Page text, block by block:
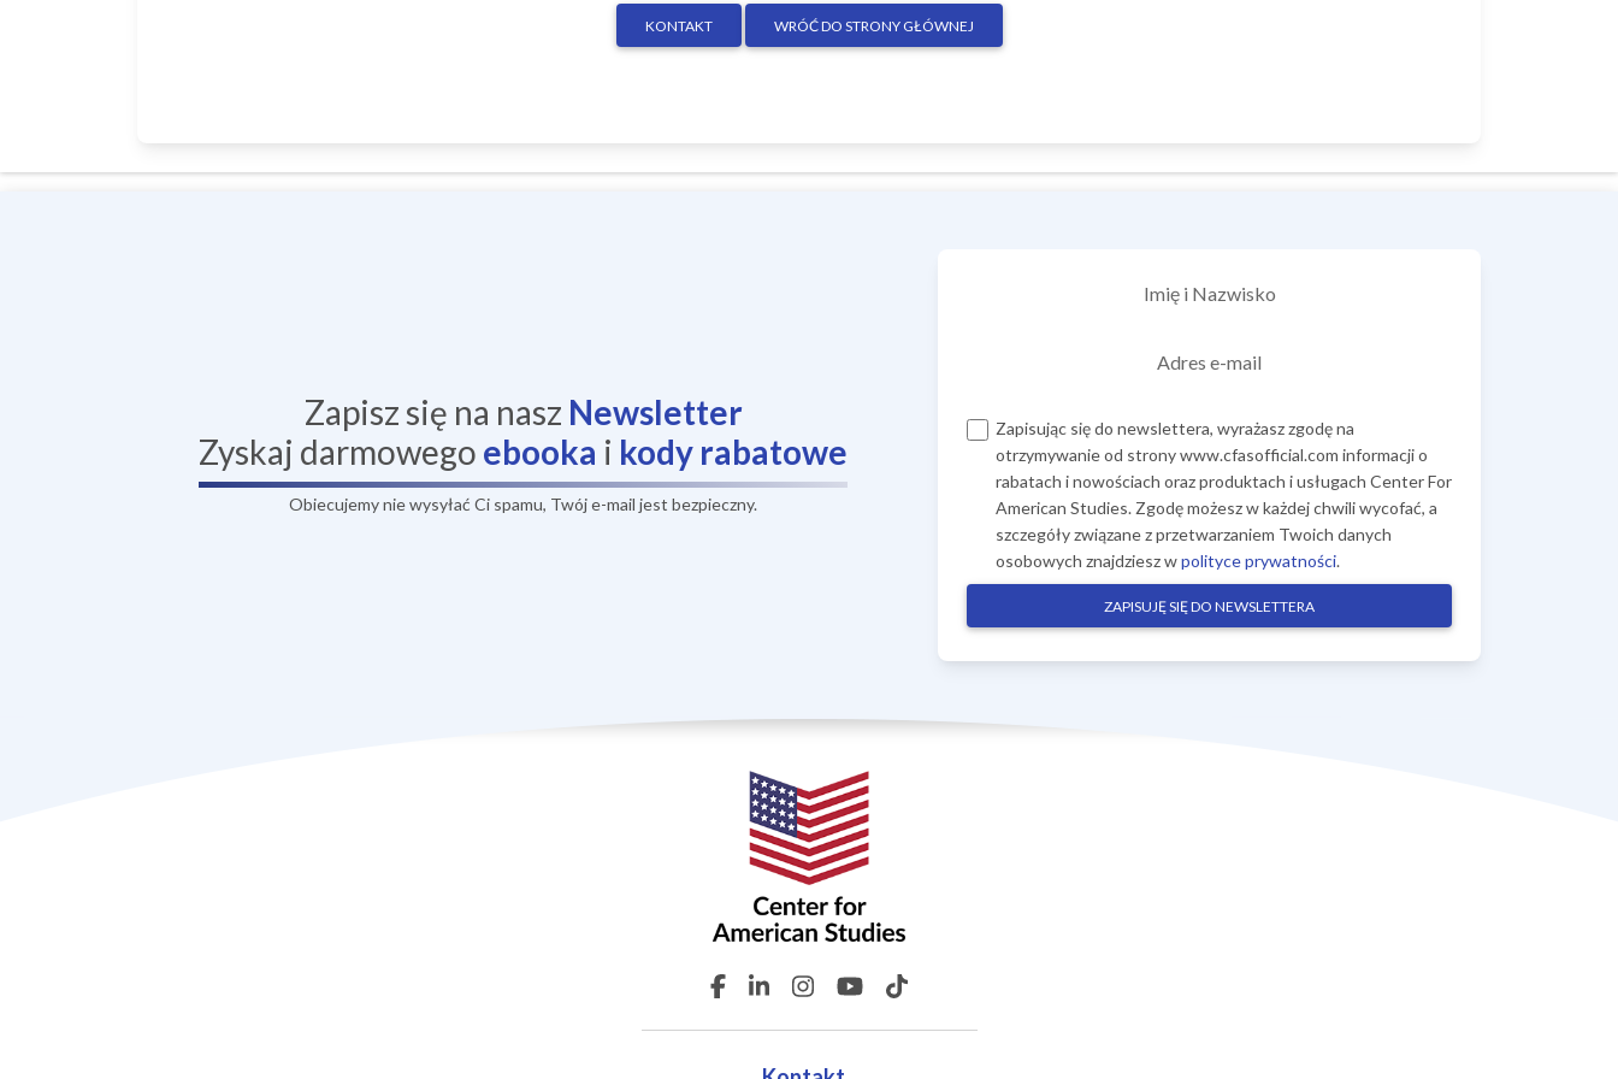
KONTAKT WRÓĆ DO STRONY GŁÓWNEJ
Zapisz się na nasz Newsletter
Zyskaj darmowego ebooka i kody rabatowe
Obiecujemy nie wysyłać Ci spamu, Twój e-mail jest bezpieczny.
Imię i Nazwisko
Adres e-mail
Zapisując się do newslettera, wyrażasz zgodę na
otrzymywanie od strony www.cfasofficial.com informacji o
rabatach i nowościach oraz produktach i usługach Center For
American Studies. Zgodę możesz w każdej chwili wycofać, a
szczegóły związane z przetwarzaniem Twoich danych
osobowych znajdziesz wpolityce prywatności.
ZAPISUJĘ SIĘ DO NEWSLETTERA